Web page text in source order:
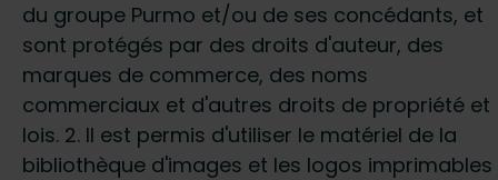
du groupe Purmo et/ou de ses concédants, et
sont protégés par des droits d'auteur, des
marques de commerce, des noms
commerciaux et d'autres droits de propriété et
lois. 2. Il est permis d'utiliser le matériel de la
bibliothèque d'images et les logos imprimables